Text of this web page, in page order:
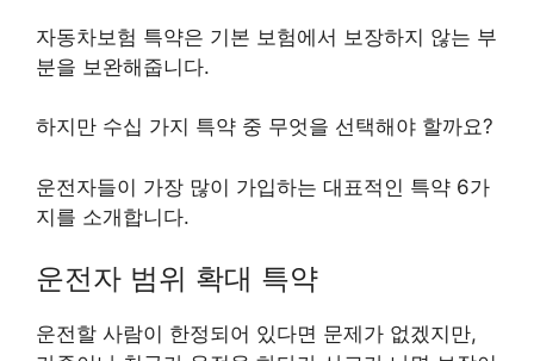
자동차보험 특약은 기본 보험에서 보장하지 않는 부
분을 보완해줍니다.
하지만 수십 가지 특약 중 무엇을 선택해야 할까요?
운전자들이 가장 많이 가입하는 대표적인 특약 6가
지를 소개합니다.
운전자 범위 확대 특약
운전할 사람이 한정되어 있다면 문제가 없겠지만,